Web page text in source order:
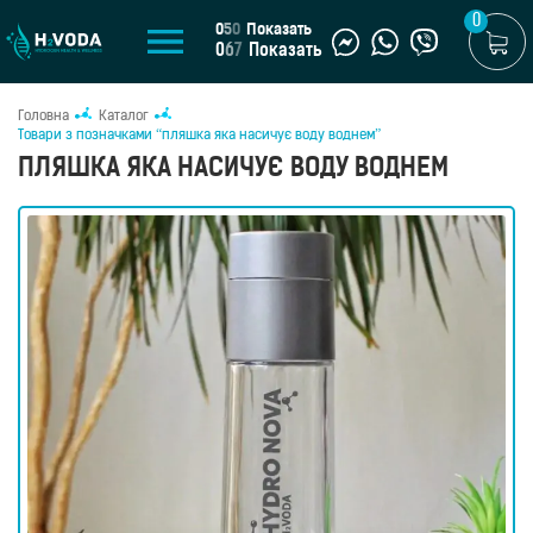
КАТАЛОГ
Генератори
водневої
води
Портативні
генератори
Стаціонарні
генератори
Водневі
ванни
Водневі
050 Показать
067 Показать
0
Головна
Каталог
Товари з позначками “пляшка яка насичує воду воднем”
ПЛЯШКА ЯКА НАСИЧУЄ ВОДУ ВОДНЕМ